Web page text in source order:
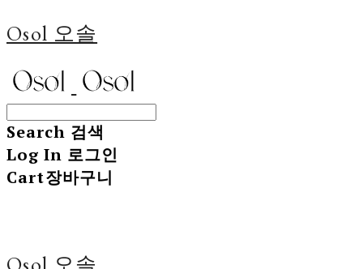
Osol 오솔
Search 검색
Log In 로그인
Cart장바구니